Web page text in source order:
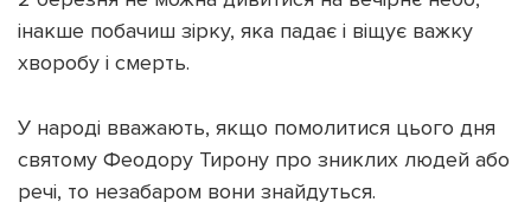
інакше побачиш зірку, яка падає і віщує важку
хворобу і смерть.
У народі вважають, якщо помолитися цього дня
святому Феодору Тирону про зниклих людей або
речі, то незабаром вони знайдуться.